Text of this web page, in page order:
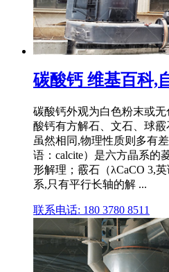
碳酸钙 维基百科,
碳酸钙外观为白色粉末或
酸钙有方解石、文石、球
虽然相同,物理性质则多有
语：calcite）是六方晶系的
形解理；霰石（λCaCO 3,
系,只有平行长轴的解 ...
联系电话: 180 3780 8511